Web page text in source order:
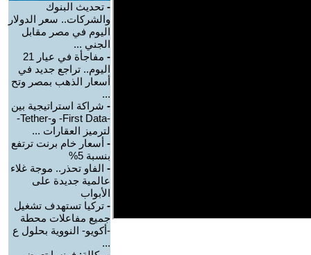
- تحديث البنوك
والشركات.. سعر الدولار
اليوم في مصر مقابل
الجني ...
-
مفاجأة في عيار 21
اليوم.. تراجع جديد في
أسعار الذهب بمصر وتح
...
- شراكة استراتيجية بين
-First Data- و-Tether-
لترميز العقارات ...
- أسعار خام برنت ترتفع
بنسبة 5%
- الفاو تحذر.. موجة غلاء
عالمية جديدة على
الأبواب
- تركيا تستهدف تشغيل
جميع مفاعلات محطة
-أكويو- النووية بحلول ع
...